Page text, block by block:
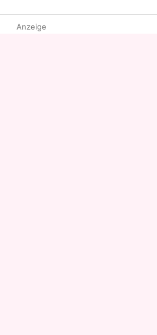
Anzeige